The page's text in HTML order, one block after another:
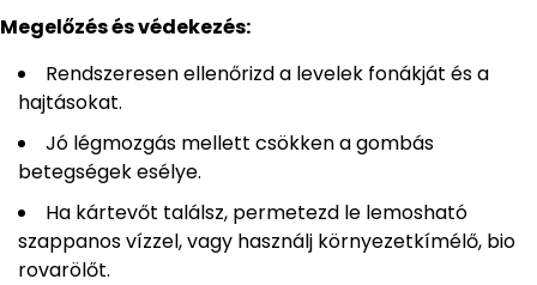
Megelőzés és védekezés:
Rendszeresen ellenőrizd a levelek fonákját és a
hajtásokat.
Jó légmozgás mellett csökken a gombás
betegségek esélye.
Ha kártevőt találsz, permetezd le lemosható
szappanos vízzel, vagy használj környezetkímélő, bio
rovarölőt.